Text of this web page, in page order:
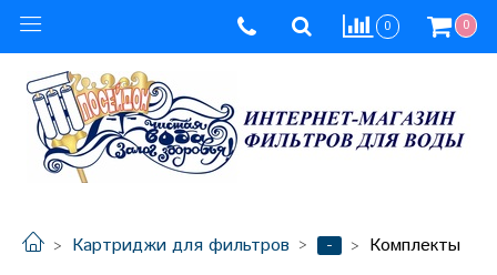
0 0
Картриджи для фильтров - Комплекты